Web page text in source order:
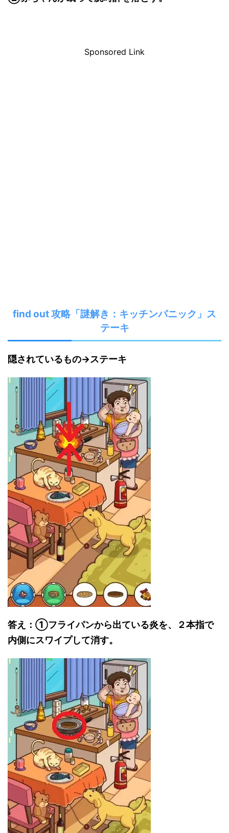
Sponsored Link
find out 攻略「謎解き：キッチンパニック」ス
テーキ
隠されているもの→ステーキ
答え：①フライパンから出ている炎を、２本指で
内側にスワイプして消す。